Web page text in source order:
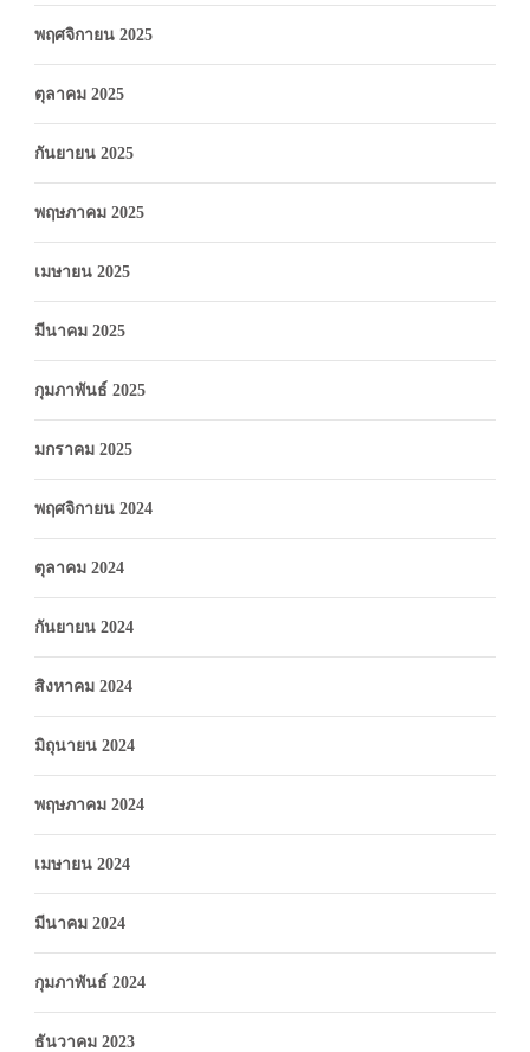
พฤศจิกายน 2025
ตุลาคม 2025
กันยายน 2025
พฤษภาคม 2025
เมษายน 2025
มีนาคม 2025
กุมภาพันธ์ 2025
มกราคม 2025
พฤศจิกายน 2024
ตุลาคม 2024
กันยายน 2024
สิงหาคม 2024
มิถุนายน 2024
พฤษภาคม 2024
เมษายน 2024
มีนาคม 2024
กุมภาพันธ์ 2024
ธันวาคม 2023